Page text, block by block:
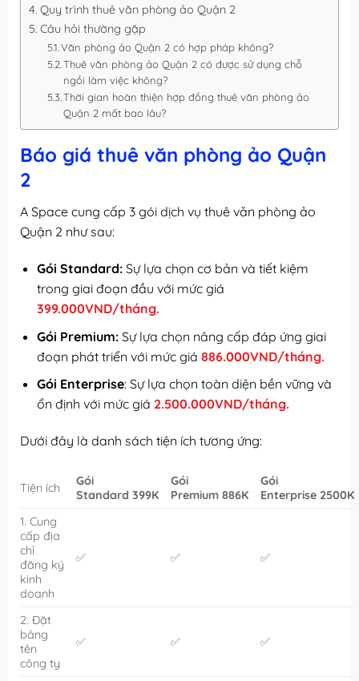
Quy trình thuê văn phòng ảo Quận 2
Câu hỏi thường gặp
Văn phòng ảo Quận 2 có hợp pháp không?
Thuê văn phòng ảo Quận 2 có được sử dụng chỗ
ngồi làm việc không?
Thời gian hoàn thiện hợp đồng thuê văn phòng ảo
Quận 2 mất bao lâu?
Báo giá thuê văn phòng ảo Quận
2
A Space cung cấp 3 gói dịch vụ thuê văn phòng ảo
Quận 2 như sau:
Gói Standard:Sự lựa chọn cơ bản và tiết kiệm
trong giai đoạn đầu với mức giá
399.000VND/tháng.
Gói Premium:Sự lựa chọn nâng cấp đáp ứng giai
đoạn phát triển với mức giá 886.000VND/tháng.
Gói Enterprise: Sự lựa chọn toàn diện bền vững và
ổn định với mức giá 2.500.000VND/tháng.
Dưới đây là danh sách tiện ích tương ứng:
Tiện ích
Gói
Standard 399K
Gói
Premium 886K
Gói
Enterprise 2500K
1. Cung
cấp địa
chỉ
đăng ký
kinh
doanh
✅ ✅ ✅
2. Đặt
bảng
tên
công ty
✅ ✅ ✅